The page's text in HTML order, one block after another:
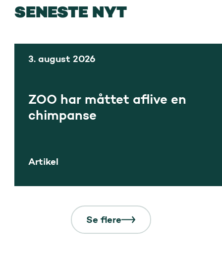
SENESTE NYT
3. august 2026
ZOO har måttet aflive en
chimpanse
Artikel
Se flere